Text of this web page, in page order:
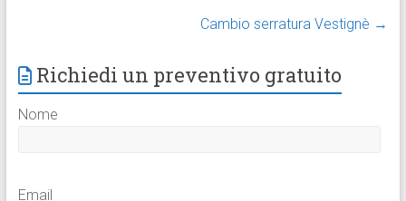
Cambio serratura Vestignè →
Richiedi un preventivo gratuito
Nome
Email